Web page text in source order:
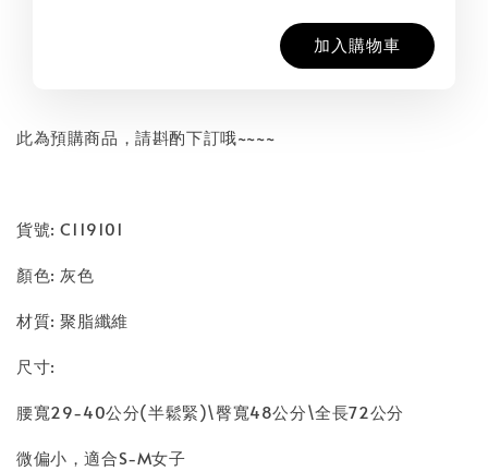
加入購物車
此為預購商品，請斟酌下訂哦~~~~
貨號: C119101
顏色: 灰色
材質: 聚脂纖維
尺寸:
腰寬29-40公分(半鬆緊)\臀寬48公分\全長72公分
微偏小，適合S-M女子